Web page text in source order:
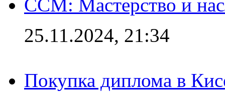
CCM: Мастерство и
25.11.2024, 21:34
Покупка диплома в